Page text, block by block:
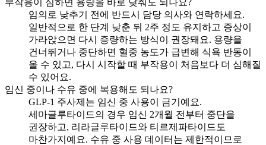
임의로 낮추기 전에 반드시 담당 의사와 연락하세요.
일반적으로 한 단계 낮춘 뒤 2주 정도 유지하고 증상이
가라앉으면 다시 증량하는 방식이 권장돼요. 용량을
건너뛰거나 중단하면 혈중 농도가 급변해 식욕 반동이
올 수 있고, 다시 시작할 때 부작용이 처음보다 더 심해질
수 있어요.
임신 중이나 수유 중에 복용해도 되나요?
GLP-1 주사제는 임신 중 사용이 금기예요.
세마글루타이드의 경우 임신 2개월 전부터 중단을
권장하고, 리라글루타이드와 티르제파타이드도
마찬가지예요. 수유 중 사용 데이터는 제한적이므로